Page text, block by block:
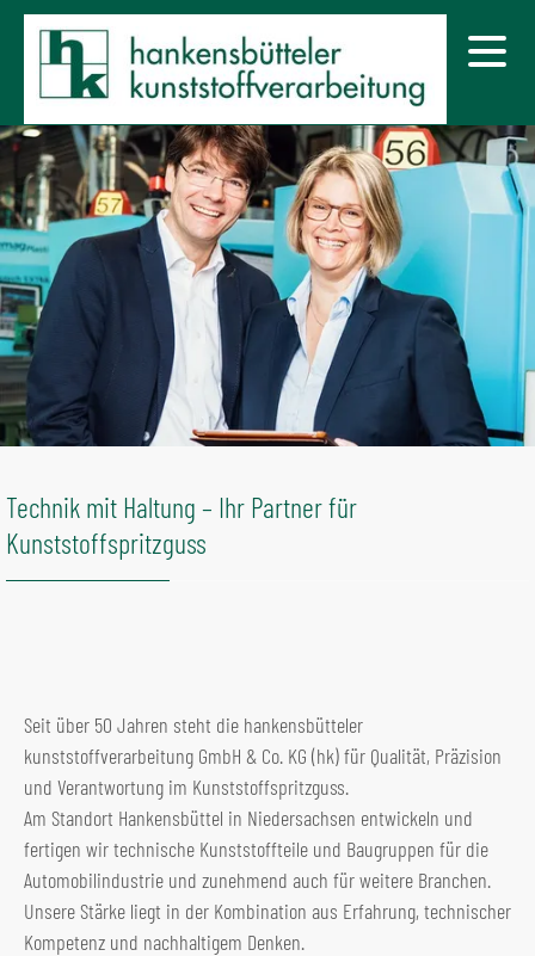
Technik mit Haltung – Ihr Partner für
Kunststoffspritzguss
Seit über 50 Jahren steht die hankensbütteler
kunststoffverarbeitung GmbH & Co. KG (hk) für Qualität, Präzision
und Verantwortung im Kunststoffspritzguss.
Am Standort Hankensbüttel in Niedersachsen entwickeln und
fertigen wir technische Kunststoffteile und Baugruppen für die
Automobilindustrie und zunehmend auch für weitere Branchen.
Unsere Stärke liegt in der Kombination aus Erfahrung, technischer
Kompetenz und nachhaltigem Denken.